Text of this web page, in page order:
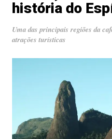
história do
Uma das principais regiões da
atrações turísticas